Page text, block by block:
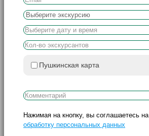
Пушкинская карта
Нажимая на кнопку, вы соглашаетесь на
обработку персональных данных